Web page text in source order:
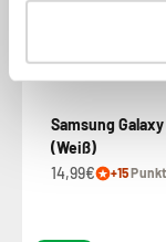
Samsung
(Weiß)
14,99€
+15